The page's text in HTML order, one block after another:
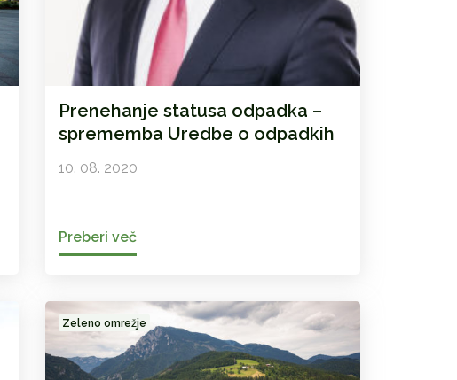
Prenehanje statusa odpadka –
sprememba Uredbe o odpadkih
10. 08. 2020
Preberi več
Zeleno omrežje